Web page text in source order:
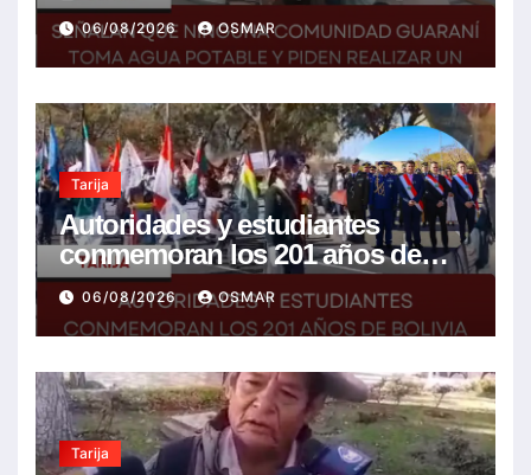
piden realizar un Foro para
resolver la problemática
06/08/2026 OSMAR
Tarija
Autoridades y estudiantes
conmemoran los 201 años de
Bolivia con la esperanza de un
mejor futuro
06/08/2026 OSMAR
Tarija